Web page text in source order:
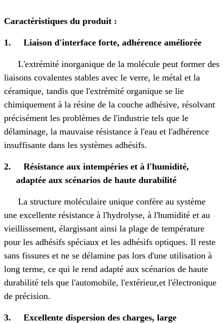
Caractéristiques du produit :
1. Liaison d'interface forte, adhérence améliorée
L'extrémité inorganique de la molécule peut former des
liaisons covalentes stables avec le verre, le métal et la
céramique, tandis que l'extrémité organique se lie
chimiquement à la résine de la couche adhésive, résolvant
précisément les problèmes de l'industrie tels que le
délaminage, la mauvaise résistance à l'eau et l'adhérence
insuffisante dans les systèmes adhésifs.
2.
Résistance aux intempéries et à l'humidité,
adaptée aux scénarios de haute durabilité
La structure moléculaire unique confère au système
une excellente résistance à l'hydrolyse, à l'humidité et au
vieillissement, élargissant ainsi la plage de température
pour les adhésifs spéciaux et les adhésifs optiques. Il reste
sans fissures et ne se délamine pas lors d'une utilisation à
long terme, ce qui le rend adapté aux scénarios de haute
durabilité tels que l'automobile, l'extérieur,et l'électronique
de précision.
3.
Excellente dispersion des charges, large